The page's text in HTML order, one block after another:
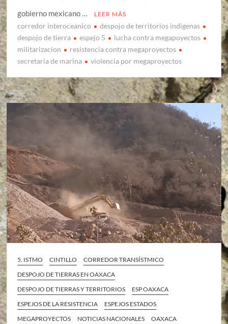
gobierno mexicano …
LEER MÁS
corredor interoceanico
despojo de territorios indigenas
despojo de tierra
espejo 5
lucha contra megapoyectos
militarizacion
resistencia contra megaproyectos
secretaria de marina
violencia por megaproyectos
5. ISTMO CINTILLO
CORREDOR TRANSÍSTMICO
DESPOJO DE TIERRAS EN OAXACA
DESPOJO DE TIERRAS Y TERRITORIOS
ESP OAXACA
ESPEJOS DE LA RESISTENCIA
ESPEJOS ESTADOS
MEGAPROYECTOS
NOTICIAS NACIONALES OAXACA